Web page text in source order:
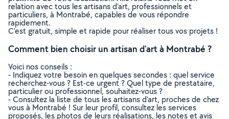
relation avec tous les artisans d'art, professionnels et
particuliers, à Montrabé, capables de vous répondre
rapidement.
C’est gratuit, simple et rapide pour réaliser tous vos projets !
Comment bien choisir un artisan d'art à Montrabé ?
Voici nos conseils :
- Indiquez votre besoin en quelques secondes : quel service
recherchez-vous ? Est-ce urgent ? Quel type de prestataire,
particulier ou professionnel, souhaitez-vous ?
- Consultez la liste de tous les artisans d'art, proches de chez
vous à Montrabé ! Sur leur profil, consultez les services
proposés, les photos de leurs réalisations, les notes et avis